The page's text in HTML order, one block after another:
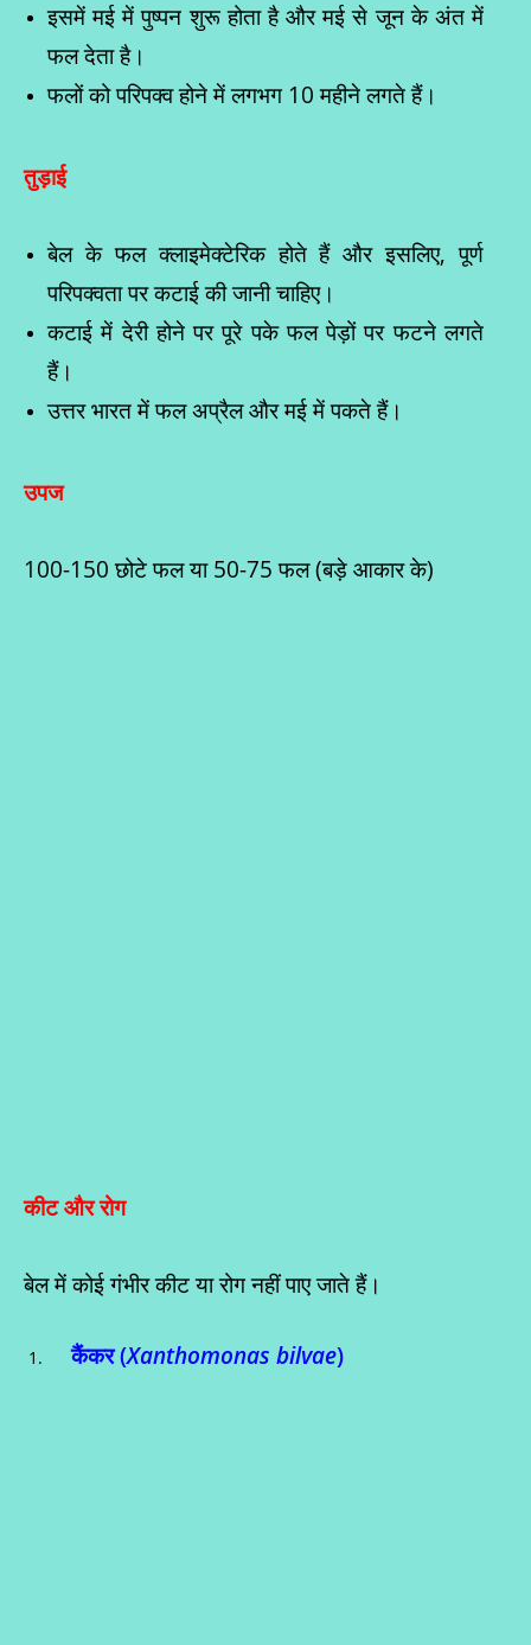
इसमें मई में पुष्पन शुरू होता है और मई से जून के अंत में
फल देता है।
फलों को परिपक्व होने में लगभग 10 महीने लगते हैं।
तुड़ाई
बेल के फल क्लाइमेक्टेरिक होते हैं और इसलिए, पूर्ण
परिपक्वता पर कटाई की जानी चाहिए।
कटाई में देरी होने पर पूरे पके फल पेड़ों पर फटने लगते
हैं।
उत्तर भारत में फल अप्रैल और मई में पकते हैं।
उपज
100-150 छोटे फल या 50-75 फल (बड़े आकार के)
कीट और रोग
बेल में कोई गंभीर कीट या रोग नहीं पाए जाते हैं।
कैंकर(Xanthomonas bilvae)